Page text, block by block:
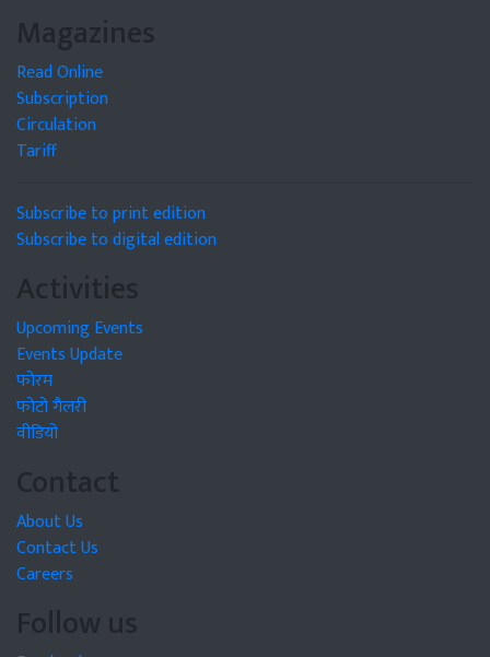
Magazines
Read Online
Subscription
Circulation
Tariff
Subscribe to print edition
Subscribe to digital edition
Activities
Upcoming Events
Events Update
फोरम
फोटो गैलरी
वीडियो
Contact
About Us
Contact Us
Careers
Follow us